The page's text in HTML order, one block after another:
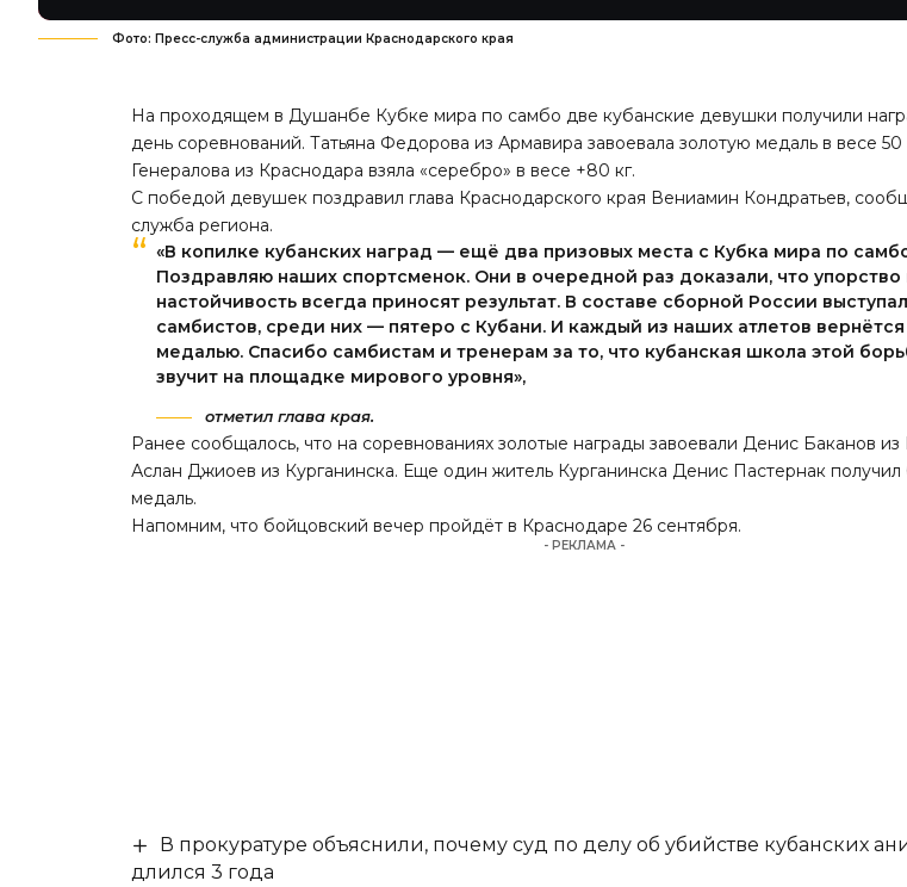
Фото: Пресс-служба администрации Краснодарского края
На проходящем в Душанбе Кубке мира по самбо две кубанские девушки получили
день соревнований. Татьяна Федорова из Армавира завоевала золотую медаль в весе 50
Генералова из Краснодара взяла «серебро» в весе +80 кг.
С победой девушек поздравил глава Краснодарского края Вениамин Кондратьев,
служба региона.
«В копилке кубанских наград — ещё два призовых места с Кубка мира по
Поздравляю наших спортсменок. Они в очередной раз доказали, что упорство
настойчивость всегда приносят результат. В составе сборной России
самбистов, среди них — пятеро с Кубани. И каждый из наших атлетов
медалью. Спасибо самбистам и тренерам за то, что кубанская школа этой
звучит на площадке мирового уровня»,
отметил глава края.
Ранее сообщалось, что на соревнованиях золотые награды завоевали Денис Баканов
Аслан Джиоев из Курганинска. Еще один житель Курганинска Денис Пастернак
медаль.
Напомним, что бойцовский вечер пройдёт в Краснодаре 26 сентября.
- РЕКЛАМА -
В прокуратуре объяснили, почему суд по делу об убийстве кубанских
длился 3 года